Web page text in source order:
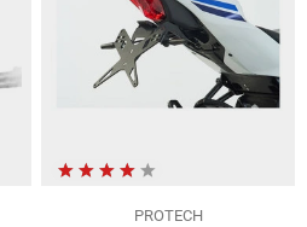
PROTECH